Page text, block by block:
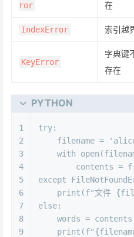
ror
在
IndexError 索引越
KeyError
字典键
存在
PYTHON
1
2
3
4
5
6
7
8
9
try:
    filename =
with
open
contents =
except
print (f"文件
else:
words =
print (f"